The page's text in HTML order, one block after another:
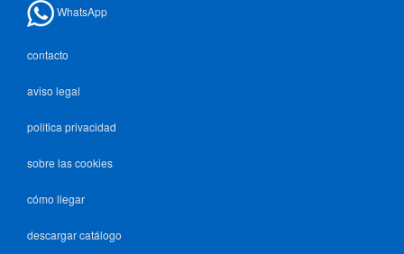
WhatsApp
contacto
aviso legal
politica privacidad
sobre las cookies
cómo llegar
descargar catálogo